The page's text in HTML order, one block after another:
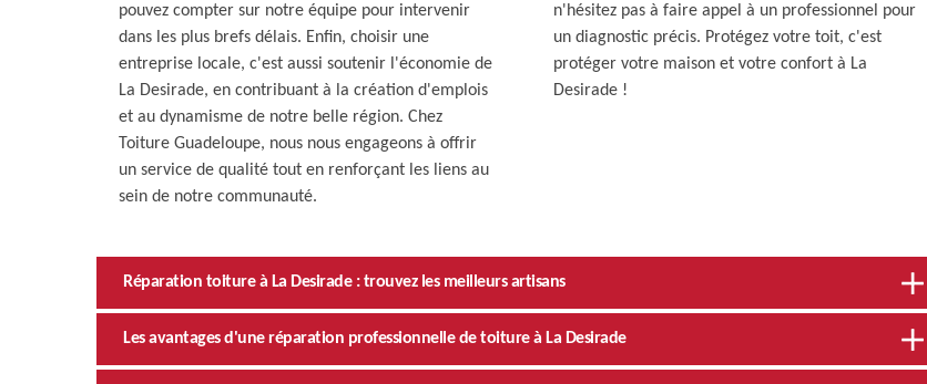
pouvez compter sur notre équipe pour intervenir
dans les plus brefs délais. Enfin, choisir une
entreprise locale, c'est aussi soutenir l'économie de
La Desirade, en contribuant à la création d'emplois
et au dynamisme de notre belle région. Chez
Toiture Guadeloupe, nous nous engageons à offrir
un service de qualité tout en renforçant les liens au
sein de notre communauté.
n'hésitez pas à faire appel à un professionnel pour
un diagnostic précis. Protégez votre toit, c'est
protéger votre maison et votre confort à La
Desirade !
Réparation toiture à La Desirade : trouvez les meilleurs artisans
Les avantages d'une réparation professionnelle de toiture à La Desirade